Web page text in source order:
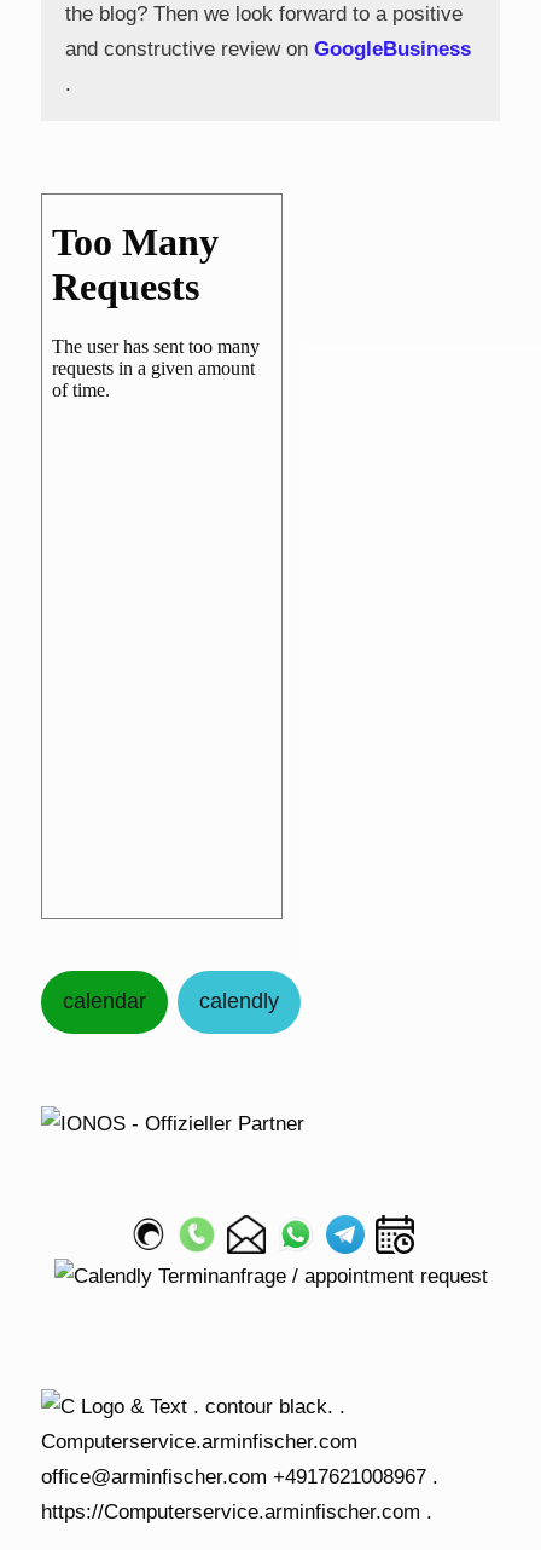
the blog? Then we look forward to a positive
and constructive review on GoogleBusiness
.
calendar calendly